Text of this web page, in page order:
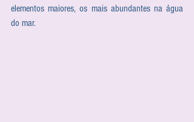
elementos maiores, os mais abundantes na água
do mar.